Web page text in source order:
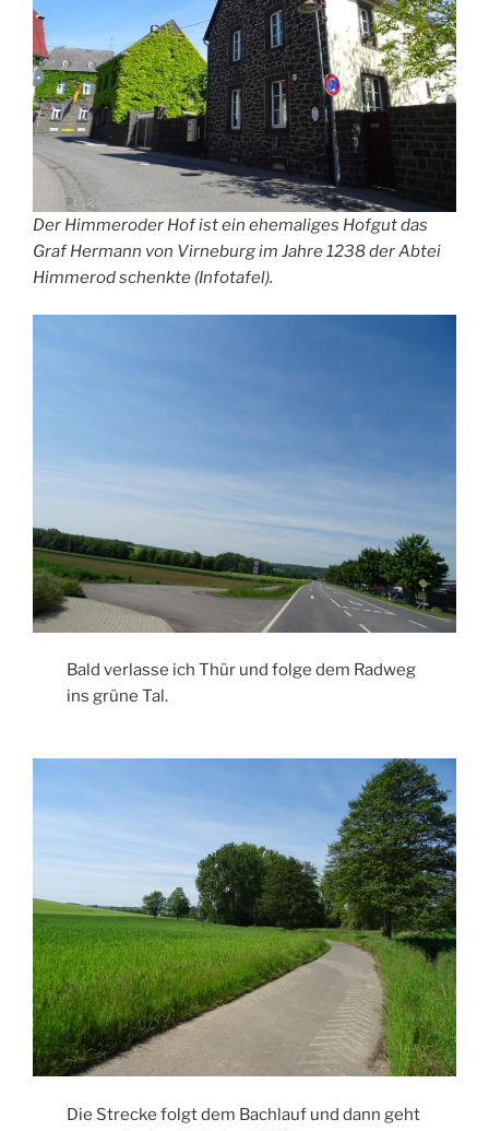
Der Himmeroder Hof ist ein ehemaliges Hofgut das
Graf Hermann von Virneburg im Jahre 1238 der Abtei
Himmerod schenkte (Infotafel).
Bald verlasse ich Thür und folge dem Radweg
ins grüne Tal.
Die Strecke folgt dem Bachlauf und dann geht